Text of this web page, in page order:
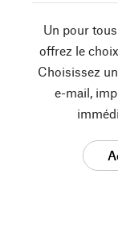
Un pour
offrez le
Choisissez
e-mail,